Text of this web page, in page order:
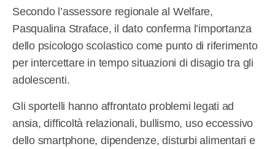
Secondo l’assessore regionale al Welfare,
Pasqualina Straface, il dato conferma l’importanza
dello psicologo scolastico come punto di riferimento
per intercettare in tempo situazioni di disagio tra gli
adolescenti.
Gli sportelli hanno affrontato problemi legati ad
ansia, difficoltà relazionali, bullismo, uso eccessivo
dello smartphone, dipendenze, disturbi alimentari e